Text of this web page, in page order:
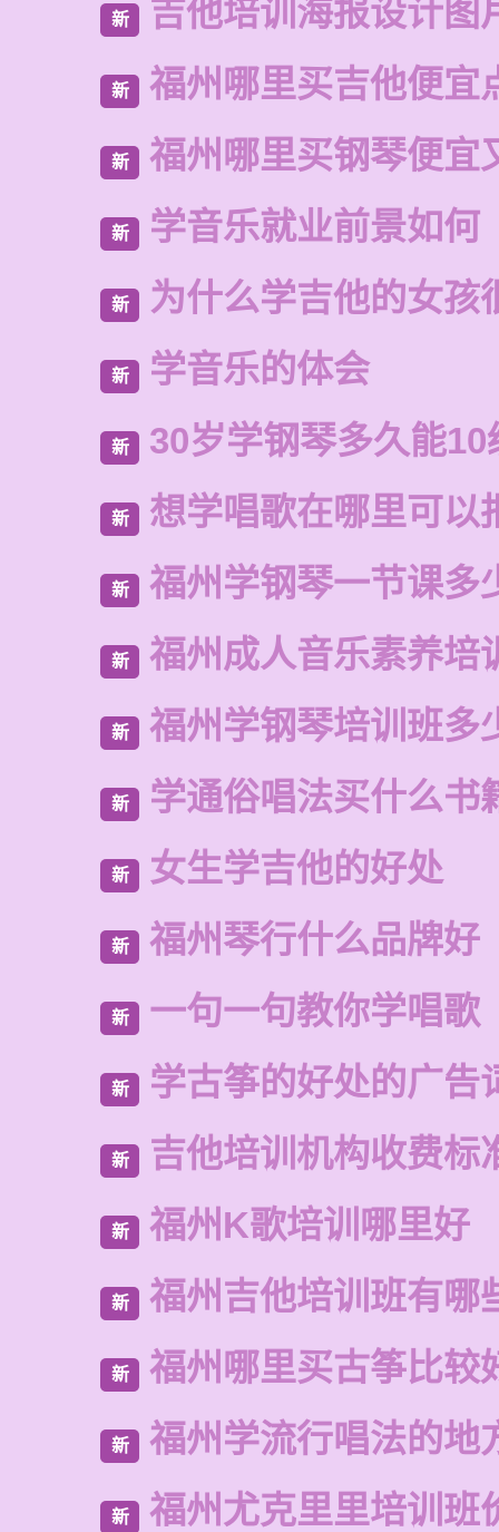
新 吉他培训海报设计图
新 福州哪里买吉他便宜
新 福州哪里买钢琴便宜
新 学音乐就业前景如何
新 为什么学吉他的女孩
新 学音乐的体会
新 30岁学钢琴多久能10
新 想学唱歌在哪里可以
新 福州学钢琴一节课多
新 福州成人音乐素养培
新 福州学钢琴培训班多
新 学通俗唱法买什么书
新 女生学吉他的好处
新 福州琴行什么品牌好
新 一句一句教你学唱歌
新 学古筝的好处的广告
新 吉他培训机构收费标
新 福州K歌培训哪里好
新 福州吉他培训班有哪
新 福州哪里买古筝比较
新 福州学流行唱法的地
新 福州尤克里里培训班